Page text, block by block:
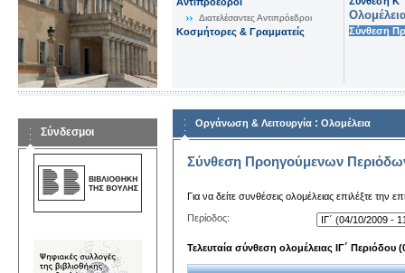
Διατελέσαντες Αντιπρόεδροι
Κοσμήτορες & Γραμματείς Σύνθεση
Σύνδεσμοι
Οργάνωση & Λειτουργία : Ολομέλεια
Σύνθεση Προηγούμενων
Για να δείτε συνθέσεις ολομέλειας επιλέξτε την
Περίοδος:
Τελευταία σύνθεση ολομέλειας ΙΓ΄ Περιόδου